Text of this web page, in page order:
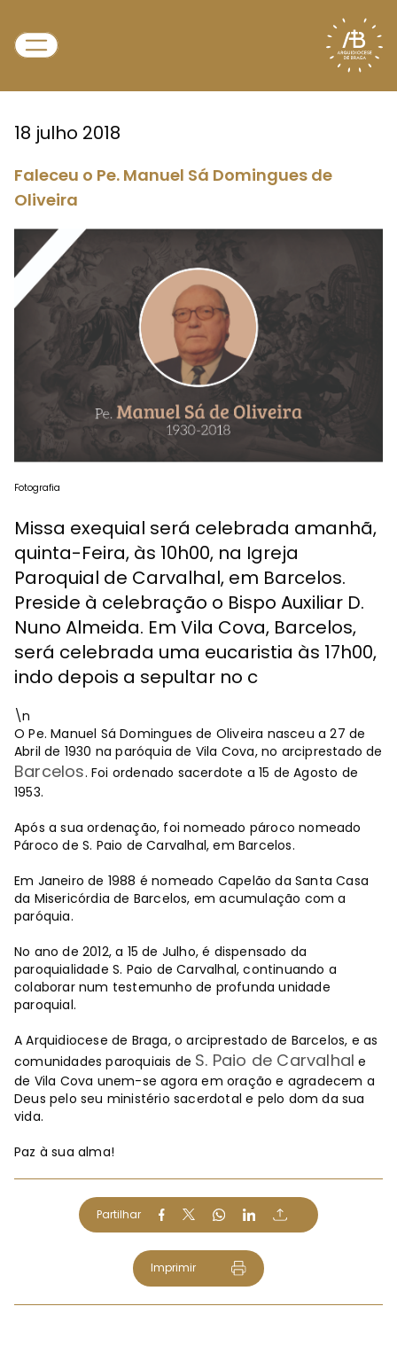
18 julho 2018
Faleceu o Pe. Manuel Sá Domingues de
Oliveira
Fotografia
Missa exequial será celebrada amanhã,
quinta-Feira, às 10h00, na Igreja
Paroquial de Carvalhal, em Barcelos.
Preside à celebração o Bispo Auxiliar D.
Nuno Almeida. Em Vila Cova, Barcelos,
será celebrada uma eucaristia às 17h00,
indo depois a sepultar no c
\n
O Pe. Manuel Sá Domingues de Oliveira nasceu a 27 de
Abril de 1930 na paróquia de Vila Cova, no arciprestado de
Barcelos. Foi ordenado sacerdote a 15 de Agosto de
1953.
Após a sua ordenação, foi nomeado pároco nomeado
Pároco de S. Paio de Carvalhal, em Barcelos.
Em Janeiro de 1988 é nomeado Capelão da Santa Casa
da Misericórdia de Barcelos, em acumulação com a
paróquia.
No ano de 2012, a 15 de Julho, é dispensado da
paroquialidade S. Paio de Carvalhal, continuando a
colaborar num testemunho de profunda unidade
paroquial.
A Arquidiocese de Braga, o arciprestado de Barcelos, e as
comunidades paroquiais de S. Paio de Carvalhal e
de Vila Cova unem-se agora em oração e agradecem a
Deus pelo seu ministério sacerdotal e pelo dom da sua
vida.
Paz à sua alma!
Partilhar
Imprimir